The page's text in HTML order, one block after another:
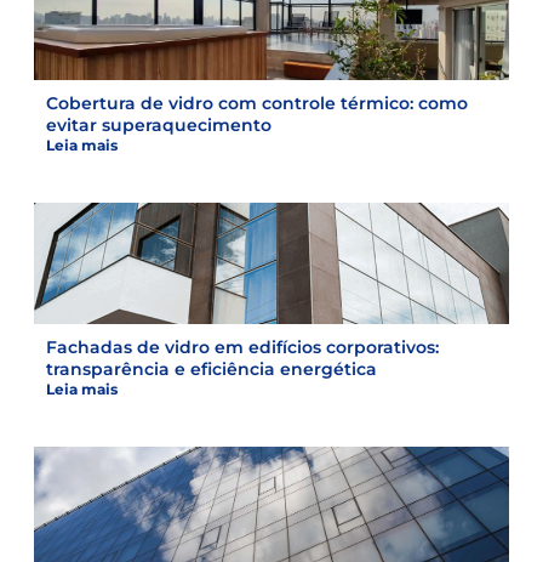
Cobertura de vidro com controle térmico: como
evitar superaquecimento
Leia mais
Fachadas de vidro em edifícios corporativos:
transparência e eficiência energética
Leia mais